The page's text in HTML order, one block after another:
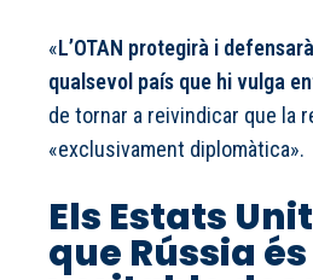
«L’OTAN protegirà i
qualsevol país que hi vulga
de tornar a reivindicar que la
«exclusivament diplomàtica».
Els Estats
que Rússia